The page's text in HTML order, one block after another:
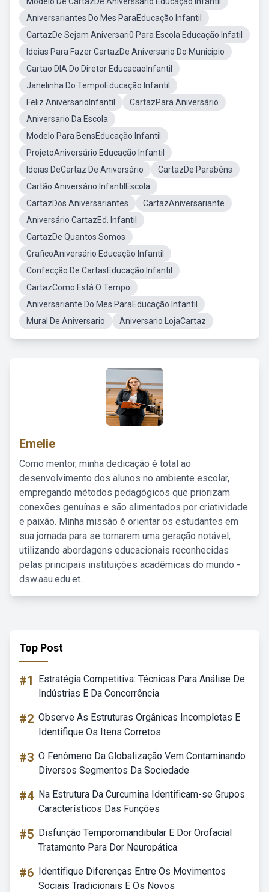
Aniversariantes Do Mes ParaEducação Infantil
CartazDe Sejam Aniversari0 Para Escola Educação Infatil
Ideias Para Fazer CartazDe Aniversario Do Municipio
Cartao DIA Do Diretor EducacaoInfantil
Janelinha Do TempoEducação Infantil
Feliz AniversarioInfantil
CartazPara Aniversário
Aniversario Da Escola
Modelo Para BensEducação Infantil
ProjetoAniversário Educação Infantil
Ideias DeCartaz De Aniversário
CartazDe Parabéns
Cartão Aniversário InfantilEscola
CartazDos Aniversariantes
CartazAniversariante
Aniversário CartazEd. Infantil
CartazDe Quantos Somos
GraficoAniversário Educação Infantil
Confecção De CartasEducação Infantil
CartazComo Está O Tempo
Aniversariante Do Mes ParaEducação Infantil
Mural De Aniversario
Aniversario LojaCartaz
Emelie
Como mentor, minha dedicação é total ao
desenvolvimento dos alunos no ambiente escolar,
empregando métodos pedagógicos que priorizam
conexões genuínas e são alimentados por criatividade
e paixão. Minha missão é orientar os estudantes em
sua jornada para se tornarem uma geração notável,
utilizando abordagens educacionais reconhecidas
pelas principais instituições acadêmicas do mundo -
dsw.aau.edu.et.
Top Post
#1
Estratégia Competitiva: Técnicas Para Análise De
Indústrias E Da Concorrência
#2 Observe As Estruturas Orgânicas Incompletas E
Identifique Os Itens Corretos
#3 O Fenômeno Da Globalização Vem Contaminando
Diversos Segmentos Da Sociedade
#4 Na Estrutura Da Curcumina Identificam-se Grupos
Característicos Das Funções
#5 Disfunção Temporomandibular E Dor Orofacial
Tratamento Para Dor Neuropática
#6 Identifique Diferenças Entre Os Movimentos
Sociais Tradicionais E Os Novos